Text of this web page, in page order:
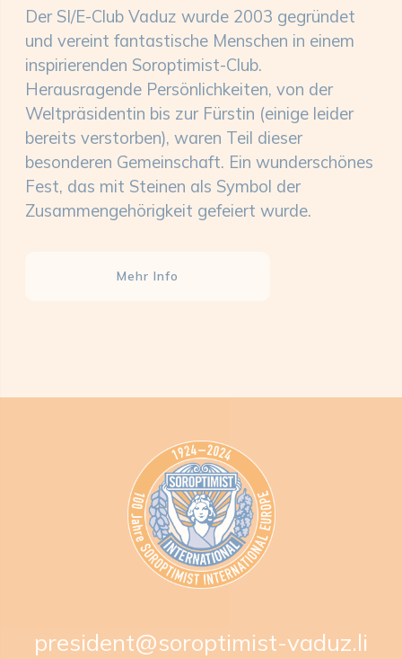
Der SI/E-Club Vaduz wurde 2003 gegründet
und vereint fantastische Menschen in einem
inspirierenden Soroptimist-Club.
Herausragende Persönlichkeiten, von der
Weltpräsidentin bis zur Fürstin (einige leider
bereits verstorben), waren Teil dieser
besonderen Gemeinschaft. Ein wunderschönes
Fest, das mit Steinen als Symbol der
Zusammengehörigkeit gefeiert wurde.
Mehr Info
president@soroptimist-vaduz.li